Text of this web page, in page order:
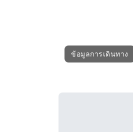
ข้อมูลการเดินทาง